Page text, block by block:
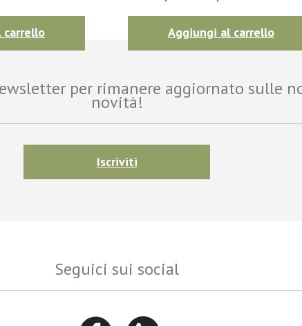
carrello Aggiungi al carrello
per rimanere aggiornato sulle
novità!
Iscriviti
Seguici sui social